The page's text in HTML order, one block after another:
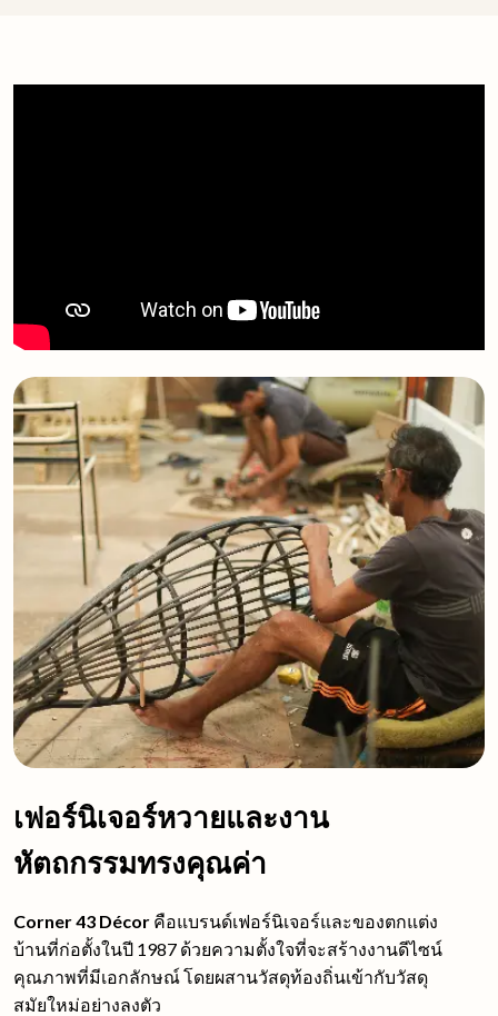
เฟอร์นิเจอร์หวายและงาน
หัตถกรรมทรงคุณค่า
Corner 43 Décor คือแบรนด์เฟอร์นิเจอร์และของตกแต่ง
บ้านที่ก่อตั้งในปี 1987 ด้วยความตั้งใจที่จะสร้างงานดีไซน์
คุณภาพที่มีเอกลักษณ์ โดยผสานวัสดุท้องถิ่นเข้ากับวัสดุ
สมัยใหม่อย่างลงตัว